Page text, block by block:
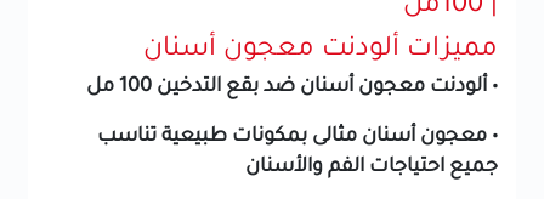
مميزات ألودنت معجون أسنان
• ألودنت معجون أسنان ضد بقع التدخين 100 مل
• معجون أسنان مثالى بمكونات طبيعية تناسب
جميع احتياجات الفم والأسنان